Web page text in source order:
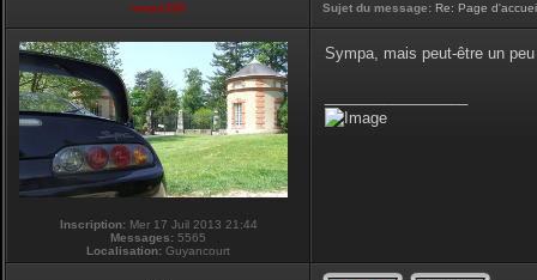
vmax330 Sujet du message: Re: Page
Inscription:Mer 17 Juil 2013 21:44
Messages: 5565
Localisation: Guyancourt
Sympa, mais peut-être un